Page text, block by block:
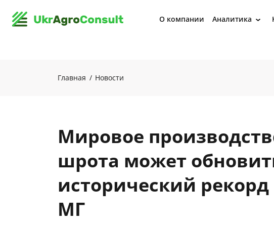
О компании Аналитика ›
Главная Новости
Мировое
шрота может
исторический рекорд
МГ